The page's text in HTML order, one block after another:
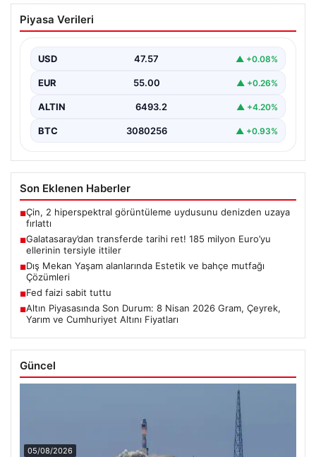
Galatasaray’dan transferde tarihi ret!
185 milyon Euro’yu ellerinin tersiyle
Piyasa Verileri
USD 47.57 ▲ +0.08%
EUR 55.00 ▲ +0.26%
ALTIN 6493.2 ▲ +4.20%
BTC 3080256 ▲ +0.93%
Son Eklenen Haberler
■Çin, 2 hiperspektral görüntüleme uydusunu denizden uzaya
fırlattı
■Galatasaray’dan transferde tarihi ret! 185 milyon Euro’yu
ellerinin tersiyle ittiler
■Dış Mekan Yaşam alanlarında Estetik ve bahçe mutfağı
Çözümleri
■Fed faizi sabit tuttu
■Altın Piyasasında Son Durum: 8 Nisan 2026 Gram, Çeyrek,
Yarım ve Cumhuriyet Altını Fiyatları
Güncel
05/08/2026